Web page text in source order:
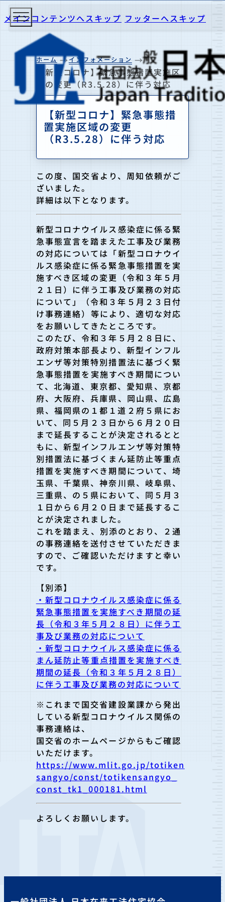
メインコンテンツへスキップ フッターへスキップ
ホーム インフォメーション
【新型コロナ】緊急事態措置実施区
域の変更（R3.5.28）に伴う対応
【新型コロナ】緊急事態措
置実施区域の変更
（R3.5.28）に伴う対応
この度、国交省より、周知依頼がご
ざいました。
詳細は以下となります。
新型コロナウイルス感染症に係る緊
急事態宣言を踏まえた工事及び業務
の対応については「新型コロナウイ
ルス感染症に係る緊急事態措置を実
施すべ き区域の変更（令和３年５月
２１日）に伴う工事及び業務の対応
について」（令和３年５月２３日付
け事務連絡）等により、適切な対応
をお願いしてきたところです。
このたび、令和３年５月２８日に、
政府対策本部長より、新型イン フル
エンザ等対策特別措置法に基づく緊
急事態措置を実施すべき期間につい
て、北海道、東京都、愛知県、京都
府、大阪府、兵庫県、岡山県、広島
県、福岡県の１都１道２府５県にお
いて、同５月２３日から６月２０日
まで延長することが決定されると と
もに、新型インフルエンザ等対策特
別措置法に基づくまん延防止等重点
措置を実施すべき期間について、埼
玉県、千葉県、神奈川県、岐阜県、
三重県、の５県において、同５月３
１日から６月２０日まで延長するこ
とが決定されました。
これを踏まえ、別添のとおり、２通
の事務連絡を送付させていただきま
すので、ご確認いただけますと幸い
です。
【別添】
・新型コロナウイルス感染症に係る
緊急事態措置を実施すべき期間の延
長（令和３年５月２８日）に伴う工
事及び業務の対応について
・新型コロナウイルス感染症に係る
まん延防止等重点措置を実施すべき
期間の延長（令和３年５月２８日）
に伴う工事及び業務の対応について
※これまで国交省建設業課から発出
している新型コロナウイルス関係の
事務連絡は、
国交省のホームページからもご確認
いただけます。
https://www.mlit.go.jp/totiken
sangyo/const/totikensangyo_
const_tk1_000181.html
よろしくお願いします。